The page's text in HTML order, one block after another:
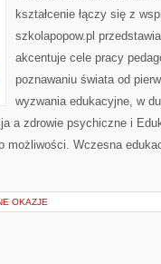
kształcenie łączy się z
szkolapopow.pl
akcentuje cele pracy
poznawaniu świata od
wyzwania edukacyjne, w
a zdrowie psychiczne i
możliwości. Wczesna
OKAZJE